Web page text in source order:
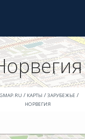
/ КАРТЫ / ЗАРУБЕЖЬЕ /
НОРВЕГИЯ